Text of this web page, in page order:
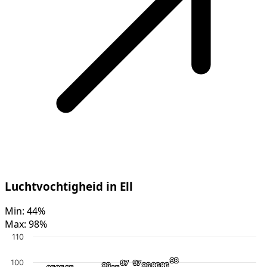
Luchtvochtigheid in Ell
Min: 44%
Max: 98%
97
97 97
97 98
98
100
110